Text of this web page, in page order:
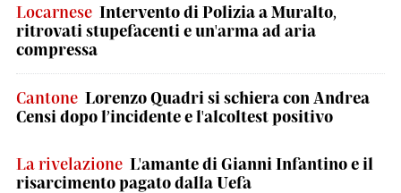
Locarnese Intervento di Polizia a Muralto,
ritrovati stupefacenti e un'arma ad aria
compressa
Cantone Lorenzo Quadri si schiera con Andrea
Censi dopo l’incidente e l'alcoltest positivo
La rivelazione L'amante di Gianni Infantino e il
risarcimento pagato dalla Uefa